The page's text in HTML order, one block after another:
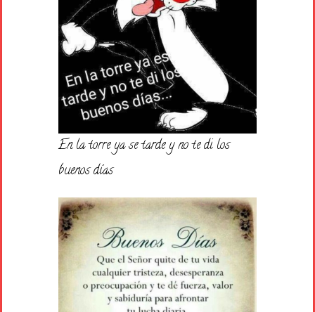
En la torre ya se tarde y no te di los
buenos días